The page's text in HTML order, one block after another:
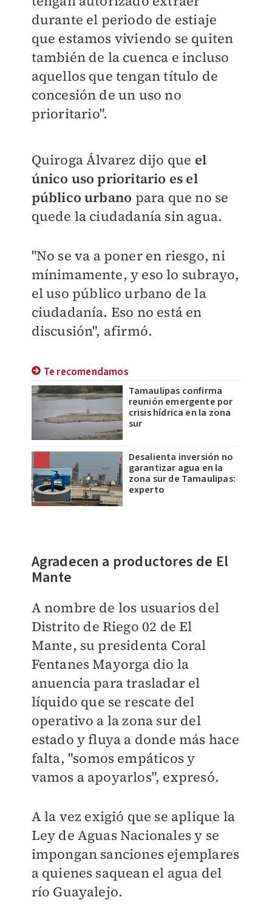
durante el periodo de estiaje
que estamos viviendo se quiten
también de la cuenca e incluso
aquellos que tengan título de
concesión de un uso no
prioritario".
Quiroga Álvarez dijo que el
único uso prioritario es el
público urbano para que no se
quede la ciudadanía sin agua.
"No se va a poner en riesgo, ni
mínimamente, y eso lo subrayo,
el uso público urbano de la
ciudadanía. Eso no está en
discusión", afirmó.
Te recomendamos
Tamaulipas confirma
reunión emergente por
crisis hídrica en la zona
sur
Desalienta inversión no
garantizar agua en la
zona sur de Tamaulipas:
experto
Agradecen a productores de El
Mante
A nombre de los usuarios del
Distrito de Riego 02 de El
Mante, su presidenta Coral
Fentanes Mayorga dio la
anuencia para trasladar el
líquido que se rescate del
operativo a la zona sur del
estado y fluya a donde más hace
falta, "somos empáticos y
vamos a apoyarlos", expresó.
A la vez exigió que se aplique la
Ley de Aguas Nacionales y se
impongan sanciones ejemplares
a quienes saquean el agua del
río Guayalejo.